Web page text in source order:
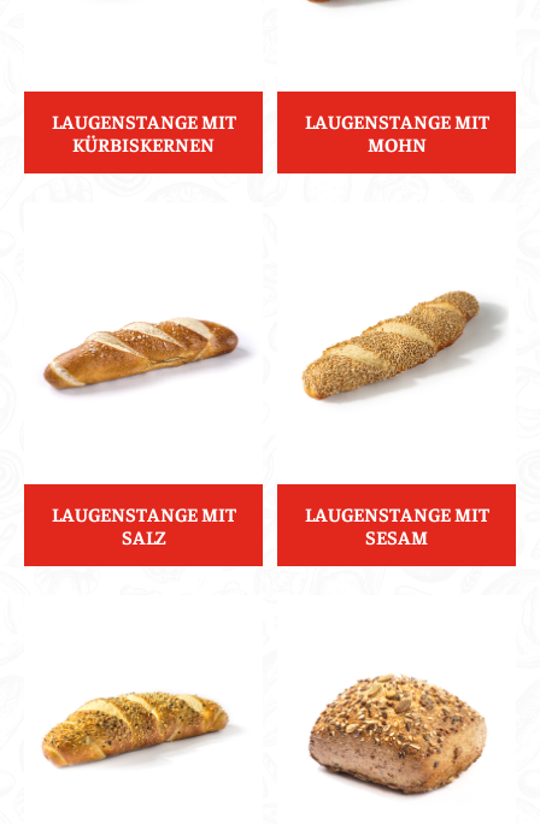
LAUGENSTANGE MIT
KÜRBISKERNEN
LAUGENSTANGE MIT
MOHN
LAUGENSTANGE MIT
SALZ
LAUGENSTANGE MIT
SESAM